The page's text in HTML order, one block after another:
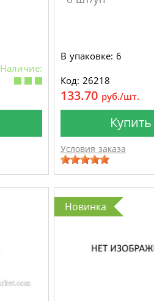
Наличие:
В упаковке: 6
Код: 26218
133.70 руб./шт.
Купить
Условия заказа
Новинка